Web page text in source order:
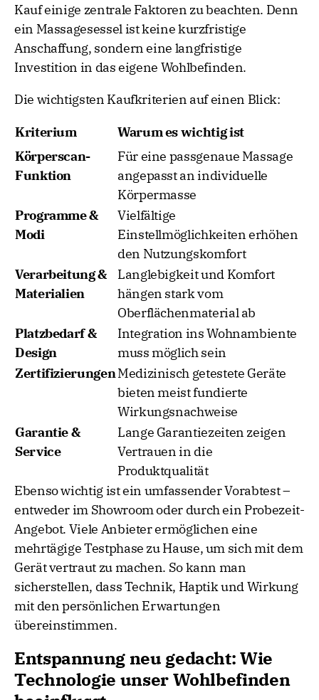
Kauf einige zentrale Faktoren zu beachten. Denn
ein Massagesessel ist keine kurzfristige
Anschaffung, sondern eine langfristige
Investition in das eigene Wohlbefinden.
Die wichtigsten Kaufkriterien auf einen Blick:
Kriterium
Warum es wichtig ist
Körperscan-
Funktion
Für eine passgenaue Massage
angepasst an individuelle
Körpermasse
Programme &
Modi
Vielfältige
Einstellmöglichkeiten erhöhen
den Nutzungskomfort
Verarbeitung &
Materialien
Langlebigkeit und Komfort
hängen stark vom
Oberflächenmaterial ab
Platzbedarf &
Design
Integration ins Wohnambiente
muss möglich sein
ZertifizierungenMedizinisch getestete Geräte
bieten meist fundierte
Wirkungsnachweise
Garantie &
Service
Lange Garantiezeiten zeigen
Vertrauen in die
Produktqualität
Ebenso wichtig ist ein umfassender Vorabtest –
entweder im Showroom oder durch ein Probezeit-
Angebot. Viele Anbieter ermöglichen eine
mehrtägige Testphase zu Hause, um sich mit dem
Gerät vertraut zu machen. So kann man
sicherstellen, dass Technik, Haptik und Wirkung
mit den persönlichen Erwartungen
übereinstimmen.
Entspannung neu gedacht: Wie
Technologie unser Wohlbefinden